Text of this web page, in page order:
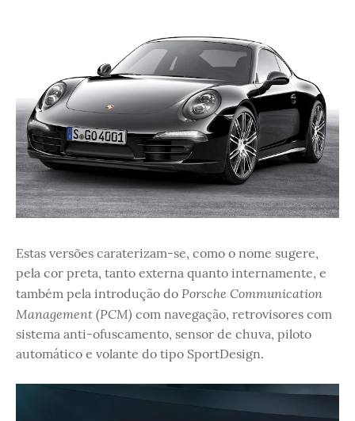
Estas versões caraterizam-se, como o nome sugere,
pela cor preta, tanto externa quanto internamente, e
também pela introdução do Porsche Communication
Management (PCM) com navegação, retrovisores com
sistema anti-ofuscamento, sensor de chuva, piloto
automático e volante do tipo SportDesign.